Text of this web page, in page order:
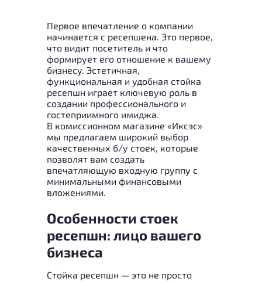
Первое впечатление о компании
начинается с ресепшена. Это первое,
что видит посетитель и что
формирует его отношение к вашему
бизнесу. Эстетичная,
функциональная и удобная стойка
ресепшн играет ключевую роль в
создании профессионального и
гостеприимного имиджа.
В комиссионном магазине «Иксэс»
мы предлагаем широкий выбор
качественных б/у стоек, которые
позволят вам создать
впечатляющую входную группу с
минимальными финансовыми
вложениями.
Особенности стоек
ресепшн: лицо вашего
бизнеса
Стойка ресепшн — это не просто